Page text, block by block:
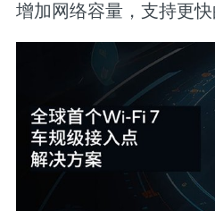
增加网络容量，支持更快